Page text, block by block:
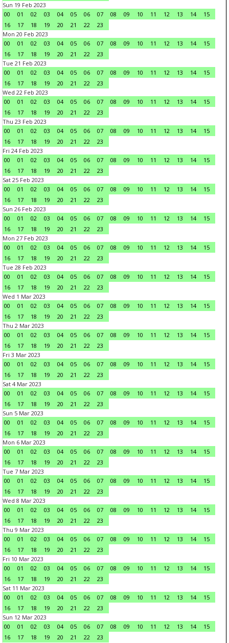
Sun 19 Feb 2023
00
01 02 03 04 05 06 07 08 09 10 11 12 13 14
15
16
17 18 19 20 21 22
23
Mon 20 Feb 2023
00
01 02 03 04 05 06 07 08 09 10 11 12 13 14
15
16
17 18 19 20 21 22
23
Tue 21 Feb 2023
00
01 02 03 04 05 06 07 08 09 10 11 12 13 14
15
16
17 18 19 20 21 22
23
Wed 22 Feb 2023
00
01 02 03 04 05 06 07 08 09 10 11 12 13 14
15
16
17 18 19 20 21 22
23
Thu 23 Feb 2023
00
01 02 03 04 05 06 07 08 09 10 11 12 13 14
15
16
17 18 19 20 21 22
23
Fri 24 Feb 2023
00
01 02 03 04 05 06 07 08 09 10 11 12 13 14
15
16
17 18 19 20 21 22
23
Sat 25 Feb 2023
00
01 02 03 04 05 06 07 08 09 10 11 12 13 14
15
16
17 18 19 20 21 22
23
Sun 26 Feb 2023
00
01 02 03 04 05 06 07 08 09 10 11 12 13 14
15
16
17 18 19 20 21 22
23
Mon 27 Feb 2023
00
01 02 03 04 05 06 07 08 09 10 11 12 13 14
15
16
17 18 19 20 21 22
23
Tue 28 Feb 2023
00
01 02 03 04 05 06 07 08 09 10 11 12 13 14
15
16
17 18 19 20 21 22
23
Wed 1 Mar 2023
00
01 02 03 04 05 06 07 08 09 10 11 12 13 14
15
16
17 18 19 20 21 22
23
Thu 2 Mar 2023
00
01 02 03 04 05 06 07 08 09 10 11 12 13 14
15
16
17 18 19 20 21 22
23
Fri 3 Mar 2023
00
01 02 03 04 05 06 07 08 09 10 11 12 13 14
15
16
17 18 19 20 21 22
23
Sat 4 Mar 2023
00
01 02 03 04 05 06 07 08 09 10 11 12 13 14
15
16
17 18 19 20 21 22
23
Sun 5 Mar 2023
00
01 02 03 04 05 06 07 08 09 10 11 12 13 14
15
16
17 18 19 20 21 22
23
Mon 6 Mar 2023
00
01 02 03 04 05 06 07 08 09 10 11 12 13 14
15
16
17 18 19 20 21 22
23
Tue 7 Mar 2023
00
01 02 03 04 05 06 07 08 09 10 11 12 13 14
15
16
17 18 19 20 21 22
23
Wed 8 Mar 2023
00
01 02 03 04 05 06 07 08 09 10 11 12 13 14
15
16
17 18 19 20 21 22
23
Thu 9 Mar 2023
00
01 02 03 04 05 06 07 08 09 10 11 12 13 14
15
16
17 18 19 20 21 22
23
Fri 10 Mar 2023
00
01 02 03 04 05 06 07 08 09 10 11 12 13 14
15
16
17 18 19 20 21 22
23
Sat 11 Mar 2023
00
01 02 03 04 05 06 07 08 09 10 11 12 13 14
15
16
17 18 19 20 21 22
23
Sun 12 Mar 2023
00
01 02 03 04 05 06 07 08 09 10 11 12 13 14
15
16
17 18 19 20 21 22
23